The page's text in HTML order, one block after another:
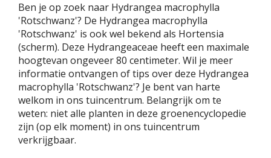
Ben je op zoek naar Hydrangea macrophylla
'Rotschwanz'? De Hydrangea macrophylla
'Rotschwanz' is ook wel bekend als Hortensia
(scherm). Deze Hydrangeaceae heeft een maximale
hoogtevan ongeveer 80 centimeter. Wil je meer
informatie ontvangen of tips over deze Hydrangea
macrophylla 'Rotschwanz'? Je bent van harte
welkom in ons tuincentrum. Belangrijk om te
weten: niet alle planten in deze groenencyclopedie
zijn (op elk moment) in ons tuincentrum
verkrijgbaar.